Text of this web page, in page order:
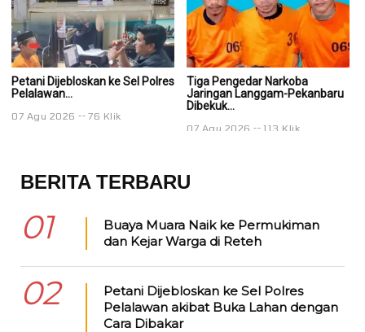
Petani Dijebloskan ke Sel Polres
Pelalawan...
07 Agu 2026 76 Klik
Tiga Pengedar Narkoba
Jaringan Langgam-Pekanbaru
Dibekuk...
07 Agu 2026 113 Klik
BERITA TERBARU
01
Buaya Muara Naik ke Permukiman
dan Kejar Warga di Reteh
02
Petani Dijebloskan ke Sel Polres
Pelalawan akibat Buka Lahan dengan
Cara Dibakar